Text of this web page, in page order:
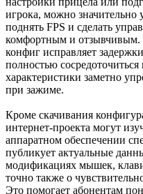
игрока, можно значительно
поднять FPS и сделать
комфортным и
конфиг исправляет
полностью
характеристики заметно
при зажиме.
Кроме скачивания
интернет-проекта могут
аппаратном обеспечении
публикует актуальные
модификациях мышек,
точно также о
Это помогает абонентам